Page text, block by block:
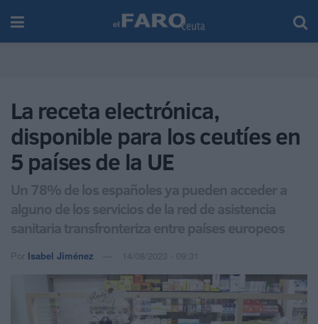
La receta electrónica,
disponible para los ceutíes en
5 países de la UE
Un 78% de los españoles ya pueden acceder a
alguno de los servicios de la red de asistencia
sanitaria transfronteriza entre países europeos
Por Isabel Jiménez 14/08/2023 - 09:31